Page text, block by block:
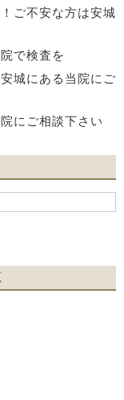
ご不安な方は安城
で検査を
城にある当院にご
にご相談下さい